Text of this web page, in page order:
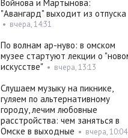
Войнова и Мартынова:
"Авангард" выходит из отпуска
• вчера, 14:31
По волнам ар-нуво: в омском
музее стартуют лекции о
искусстве" • вчера, 13:13
Слушаем музыку на пикнике,
гуляем по альтернативному
городу, лечим любовные
расстройства: чем заняться в
Омске в выходные • вчера, 10:04